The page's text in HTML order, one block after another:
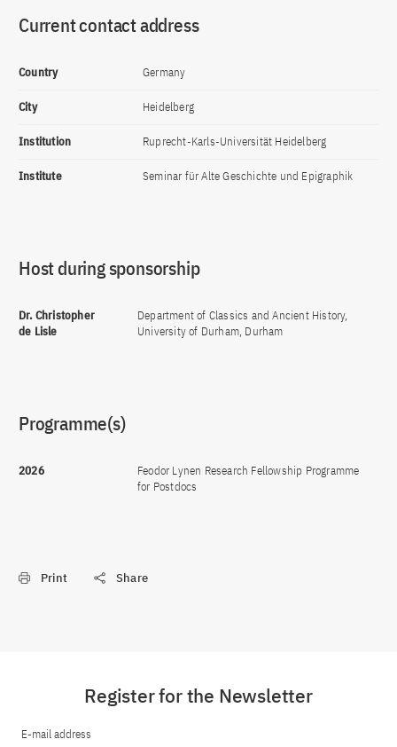
Current contact address
Country Germany
City Heidelberg
Institution Ruprecht-Karls-Universität Heidelberg
Institute Seminar für Alte Geschichte und Epigraphik
Host during sponsorship
Dr. Christopher
de Lisle
Department of Classics and Ancient History,
University of Durham, Durham
Programme(s)
2026
Feodor Lynen Research Fellowship Programme
for Postdocs
Print Share
Register for the Newsletter
E-mail address